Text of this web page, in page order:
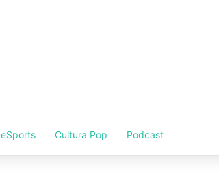
eSports Cultura Pop Podcast